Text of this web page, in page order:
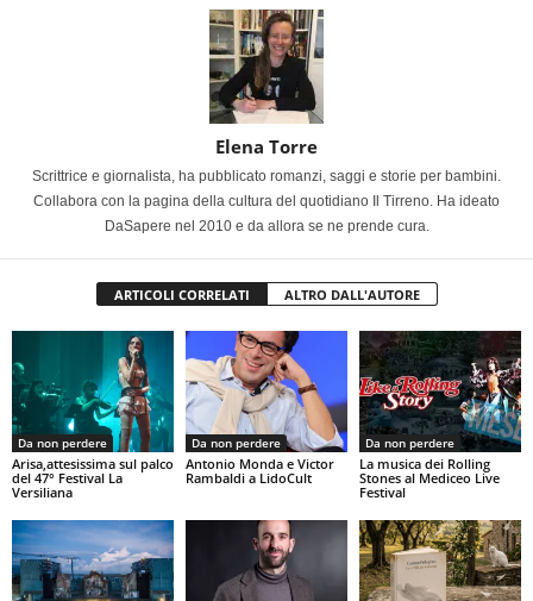
Elena Torre
Scrittrice e giornalista, ha pubblicato romanzi, saggi e storie per bambini.
Collabora con la pagina della cultura del quotidiano Il Tirreno. Ha ideato
DaSapere nel 2010 e da allora se ne prende cura.
ARTICOLI CORRELATI ALTRO DALL'AUTORE
Da non perdere
Arisa,attesissima sul palco
del 47° Festival La
Versiliana
Da non perdere
Antonio Monda e Victor
Rambaldi a LidoCult
Da non perdere
La musica dei Rolling
Stones al Mediceo Live
Festival